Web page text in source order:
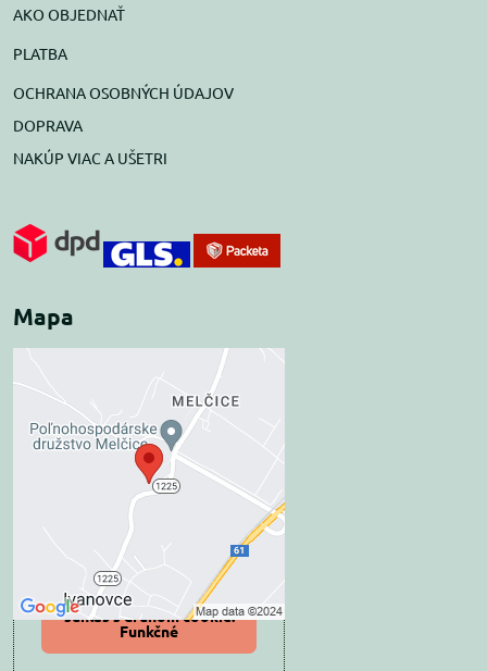
AKO OBJEDNAŤ
PLATBA
OCHRANA OSOBNÝCH ÚDAJOV
DOPRAVA
NAKÚP VIAC A UŠETRI
Mapa
Externý obsah je
blokovaný Voľbami
súkromia
Prajete si načítať externý obsah?
Povoliť tentokrát
Povoliť a zapamätať -
súhlas s druhom cookie:
Funkčné